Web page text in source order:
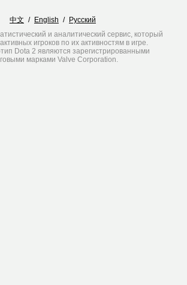
中文 / English / Русский
и аналитический сервис, который
игроков по их активностям в игре.
Dota 2 являются зарегистрированными
марками Valve Corporation.